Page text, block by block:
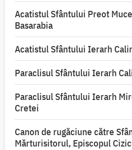
Acatistul Sfântului Preot
Basarabia
Acatistul Sfântului Ierarh
Paraclisul Sfântului Ierarh
Paraclisul Sfântului Ierarh
Cretei
Canon de rugăciune către
Mărturisitorul, Episcopul